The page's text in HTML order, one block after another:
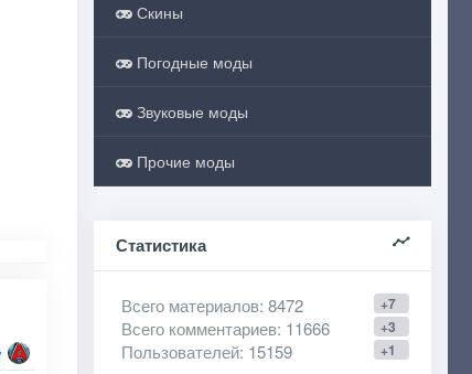
Скины
Погодные моды
Звуковые моды
Прочие моды
Статистика
+7
Всего материалов: 8472
+3
Всего комментариев: 11666
+1
Пользователей: 15159